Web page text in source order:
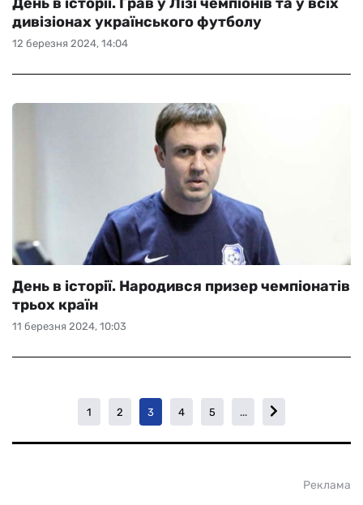
12 березня 2024, 14:04
дивізіонах українського футболу
11 березня 2024, 10:03
День в історії. Народився призер чемпіонатів
трьох країн
1 2 3 4 5 ...
Реклама